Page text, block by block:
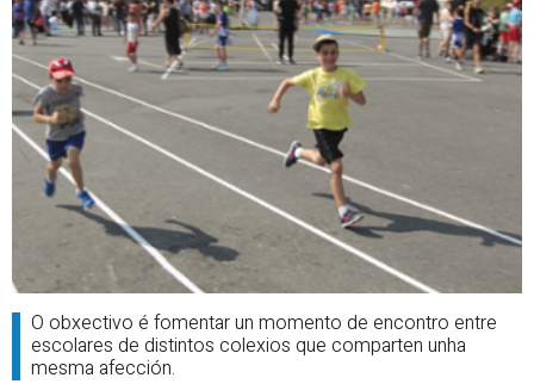
O obxectivo é fomentar un momento de encontro entre
escolares de distintos colexios que comparten unha
mesma afección.